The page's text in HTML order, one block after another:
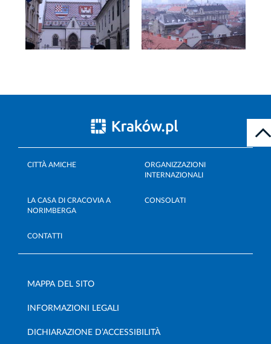
CITTÀ AMICHE
ORGANIZZAZIONI
INTERNAZIONALI
LA CASA DI CRACOVIA A
NORIMBERGA
CONSOLATI
CONTATTI
MAPPA DEL SITO
INFORMAZIONI LEGALI
DICHIARAZIONE D’ACCESSIBILITÀ